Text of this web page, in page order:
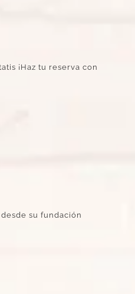
¡Haz tu reserva con
su fundación